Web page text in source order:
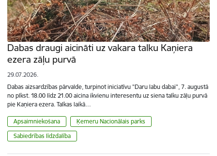
Dabas draugi aicināti uz vakara talku Kaņiera
ezera zāļu purvā
29.07.2026.
Dabas aizsardzības pārvalde, turpinot iniciatīvu "Daru labu dabai", 7. augustā
no plkst. 18.00 līdz 21.00 aicina ikvienu interesentu uz siena talku zāļu purvā
pie Kaņiera ezera. Talkas laikā…
Apsaimniekošana
Ķemeru Nacionālais parks
Sabiedrības līdzdalība